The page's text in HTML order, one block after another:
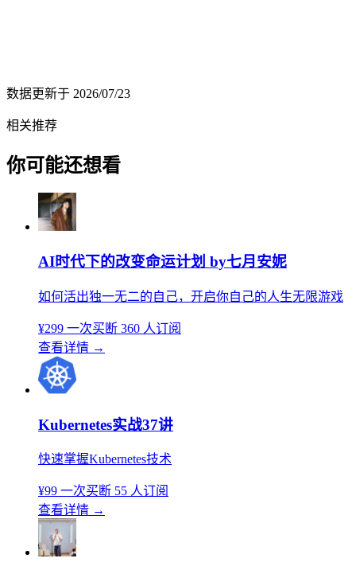
数据更新于 2026/07/23
相关推荐
你可能还想看
AI时代下的改变命运计划 by七月安妮
如何活出独一无二的自己，开启你自己的人生无限游戏
¥299 一次买断 360 人订阅
查看详情 →
Kubernetes实战37讲
快速掌握Kubernetes技术
¥99 一次买断 55 人订阅
查看详情 →